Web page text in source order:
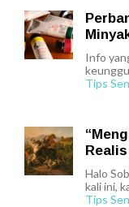
Info
Tips
Halo
kali ini,
Tips